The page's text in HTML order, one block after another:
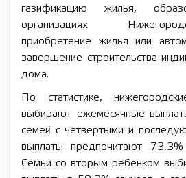
газификацию жилья,
организациях
приобретение жилья или
завершение строительства
дома.
По статистике,
выбирают ежемесячные
семей с четвертыми и
выплаты предпочитают
Семьи со вторым ребенком